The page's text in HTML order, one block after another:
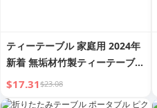
ティーテーブル 家庭用 2024年
新着 無垢材竹製ティーテーブル
水切り リビングルーム オフィ
ス 茶器 ティープラットフォー
$17.31$23.08